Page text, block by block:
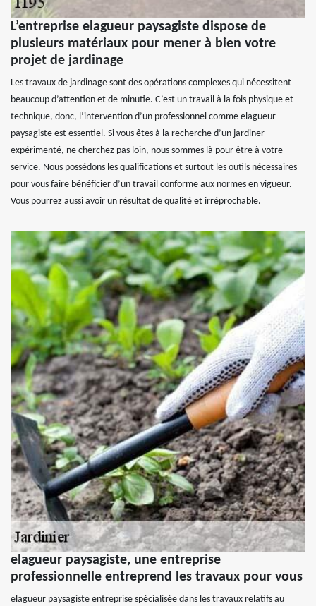
L’entreprise elagueur paysagiste dispose de
plusieurs matériaux pour mener à bien votre
projet de jardinage
Les travaux de jardinage sont des opérations complexes qui nécessitent
beaucoup d’attention et de minutie. C’est un travail à la fois physique et
technique, donc, l’intervention d’un professionnel comme elagueur
paysagiste est essentiel. Si vous êtes à la recherche d’un jardiner
expérimenté, ne cherchez pas loin, nous sommes là pour être à votre
service. Nous possédons les qualifications et surtout les outils nécessaires
pour vous faire bénéficier d’un travail conforme aux normes en vigueur.
Vous pourrez aussi avoir un résultat de qualité et irréprochable.
elagueur paysagiste, une entreprise
professionnelle entreprend les travaux pour vous
elagueur paysagiste entreprise spécialisée dans les travaux relatifs au